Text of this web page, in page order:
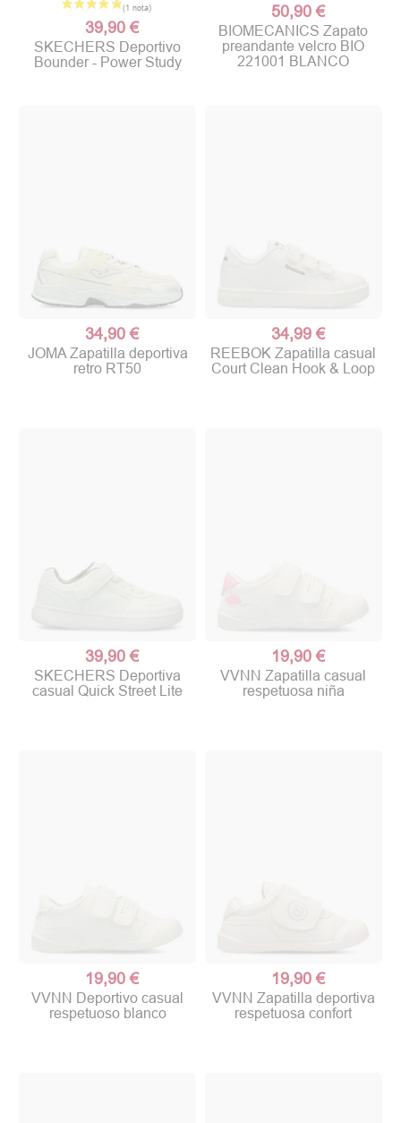
39,90 €
SKECHERS Deportivo
Bounder - Power Study
50,90 €
BIOMECANICS Zapato
preandante velcro BIO
221001 BLANCO
34,90 €
JOMA Zapatilla deportiva
retro RT50
34,99 €
REEBOK Zapatilla casual
Court Clean Hook & Loop
39,90 €
SKECHERS Deportiva
casual Quick Street Lite
19,90 €
VVNN Zapatilla casual
respetuosa niña
19,90 €
VVNN Deportivo casual
respetuoso blanco
19,90 €
VVNN Zapatilla deportiva
respetuosa confort